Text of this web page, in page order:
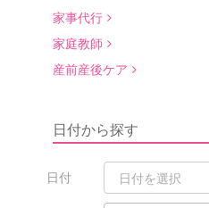
家事代行
家庭教師
産前産後ケア
日付から探す
日付